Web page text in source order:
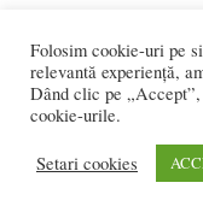
Folosim cookie-uri pe
relevantă experiență,
Dând clic pe
cookie-urile.
Setari cookies